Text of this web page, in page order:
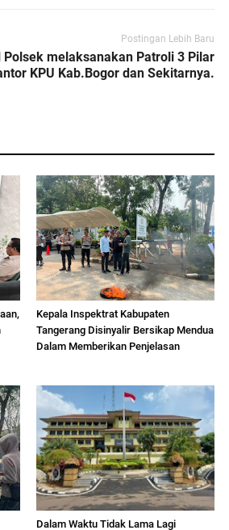
Postingan Lebih Baru
Polsek melaksanakan Patroli 3 Pilar
KPU Kab.Bogor dan Sekitarnya.
Kepala Inspektrat Kabupaten
Tangerang Disinyalir Bersikap Mendua
Dalam Memberikan Penjelasan
Dalam Waktu Tidak Lama Lagi